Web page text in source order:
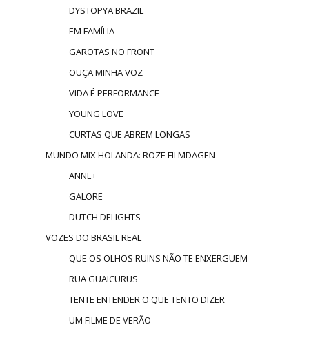
DYSTOPYA BRAZIL
EM FAMÍLIA
GAROTAS NO FRONT
OUÇA MINHA VOZ
VIDA É PERFORMANCE
YOUNG LOVE
CURTAS QUE ABREM LONGAS
MUNDO MIX HOLANDA: ROZE FILMDAGEN
ANNE+
GALORE
DUTCH DELIGHTS
VOZES DO BRASIL REAL
QUE OS OLHOS RUINS NÃO TE ENXERGUEM
RUA GUAICURUS
TENTE ENTENDER O QUE TENTO DIZER
UM FILME DE VERÃO